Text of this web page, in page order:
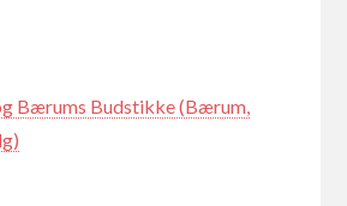
Bærums Budstikke (Bærum,